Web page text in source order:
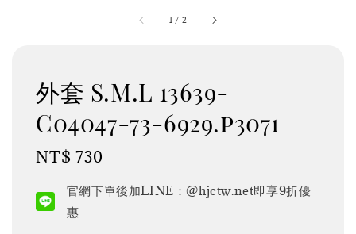
1 / 2
外套 S.M.L 13639-
C04047-73-6929.p3071
Regular
NT$ 730
官網下單後加LINE：@hjctw.net即享9折優
惠